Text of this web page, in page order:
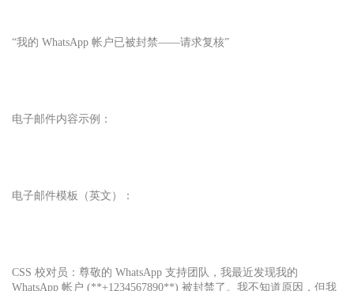
“我的 WhatsApp 帐户已被封禁——请求复核”
电子邮件内容示例：
电子邮件模板（英文）：
CSS 校对员：尊敬的 WhatsApp 支持团队，我最近发现我的
WhatsApp 帐户 (**+1234567890**) 被封禁了。我不知道原因，但我